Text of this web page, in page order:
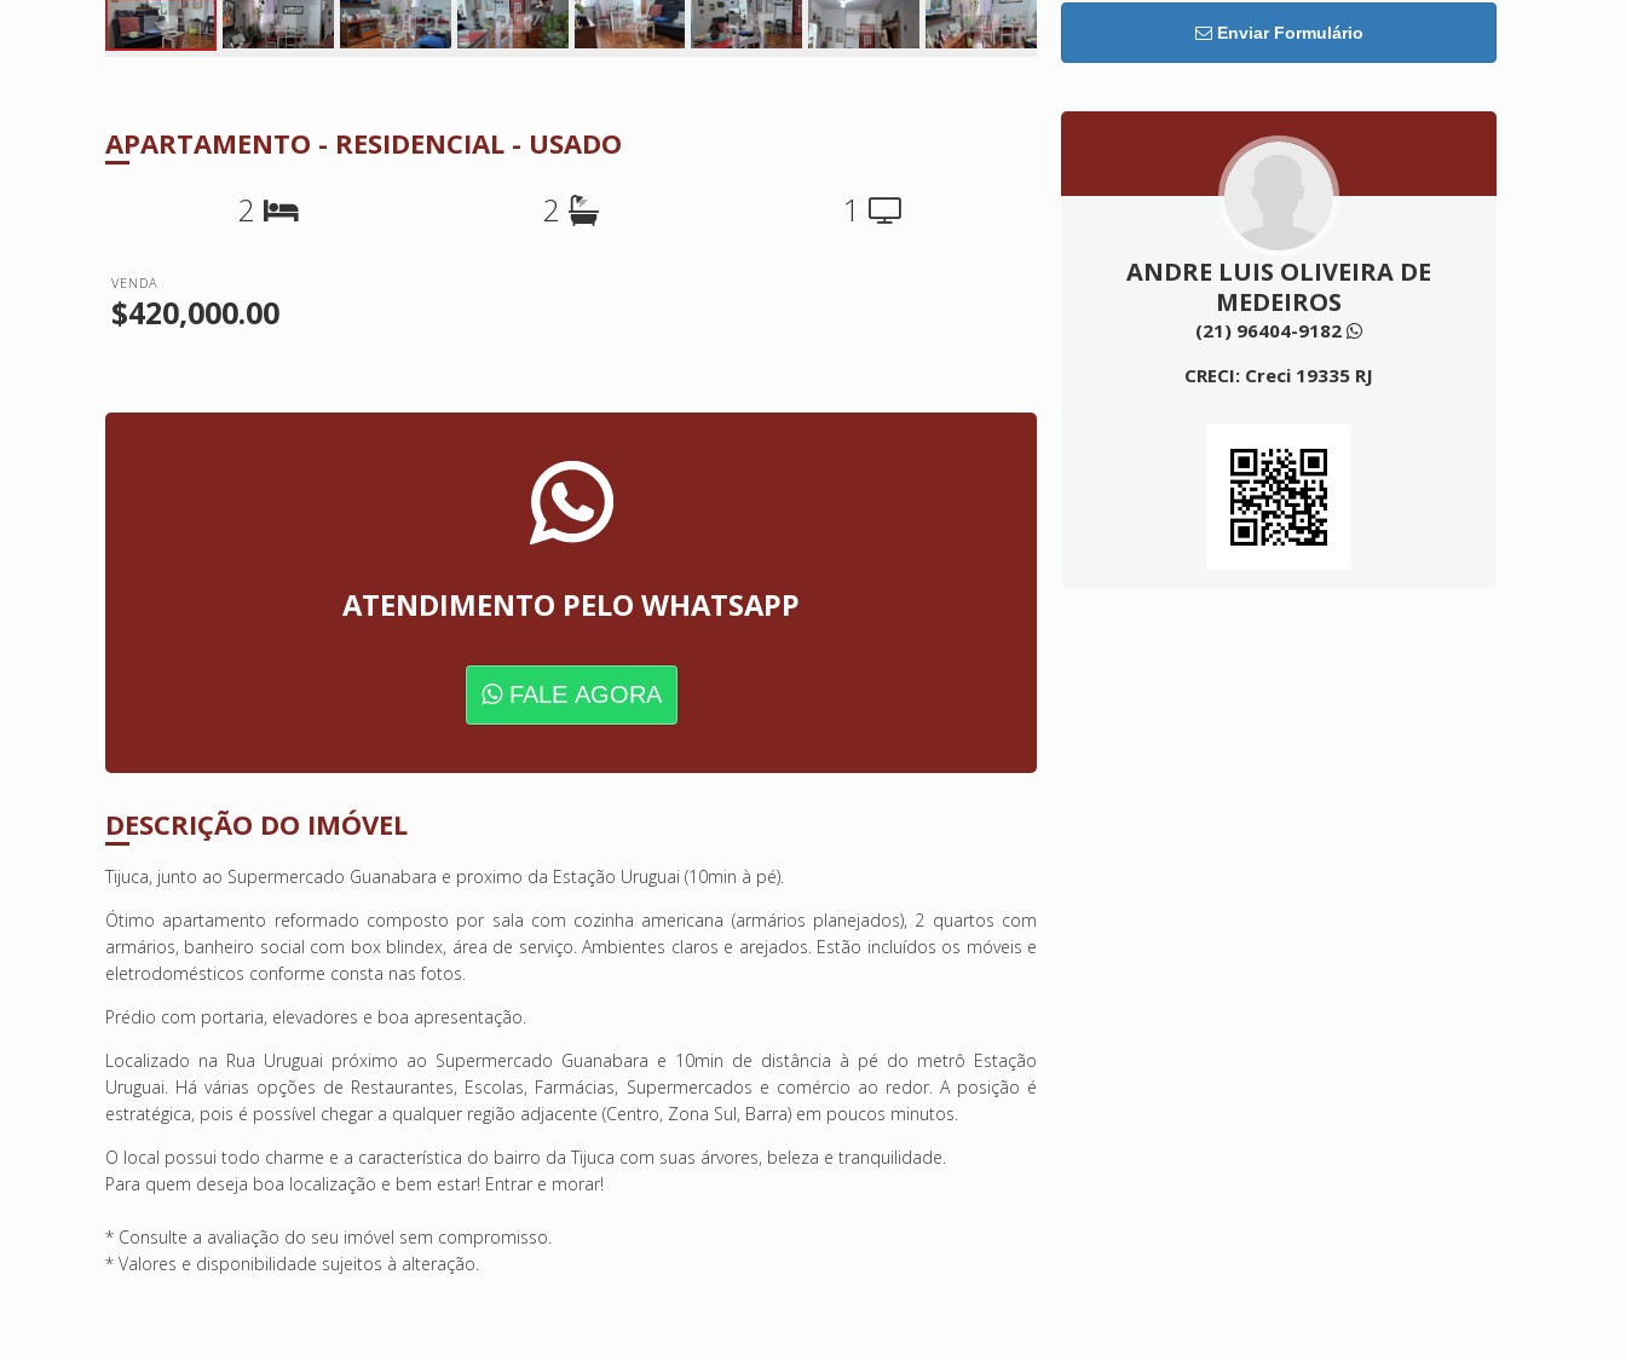
APARTAMENTO - RESIDENCIAL - USADO
2 2 1
VENDA
$420,000.00
ATENDIMENTO PELO WHATSAPP
FALE AGORA
DESCRIÇÃO DO IMÓVEL
Tijuca, junto ao Supermercado Guanabara e proximo da Estação Uruguai (10min à pé).
Ótimo apartamento reformado composto por sala com cozinha americana (armários planejados), 2 quartos com
armários, banheiro social com box blindex, área de serviço. Ambientes claros e arejados. Estão incluídos os móveis e
eletrodomésticos conforme consta nas fotos.
Prédio com portaria, elevadores e boa apresentação.
Localizado na Rua Uruguai próximo ao Supermercado Guanabara e 10min de distância à pé do metrô Estação
Uruguai. Há várias opções de Restaurantes, Escolas, Farmácias, Supermercados e comércio ao redor. A posição é
estratégica, pois é possível chegar a qualquer região adjacente (Centro, Zona Sul, Barra) em poucos minutos.
O local possui todo charme e a característica do bairro da Tijuca com suas árvores, beleza e tranquilidade.
Para quem deseja boa localização e bem estar! Entrar e morar!
* Consulte a avaliação do seu imóvel sem compromisso.
* Valores e disponibilidade sujeitos à alteração.
Enviar Formulário
ANDRE LUIS OLIVEIRA DE
MEDEIROS
(21) 96404-9182
CRECI: Creci 19335 RJ